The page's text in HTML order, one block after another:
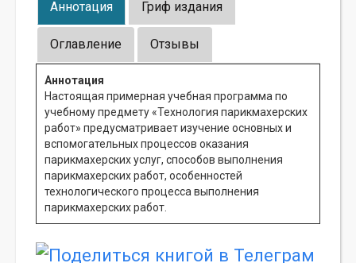
Аннотация Гриф издания
Оглавление Отзывы
Аннотация
Настоящая примерная учебная программа по
учебному предмету «Технология парикмахерских
работ» предусматривает изучение основных и
вспомогательных процессов оказания
парикмахерских услуг, способов выполнения
парикмахерских работ, особенностей
технологического процесса выполнения
парикмахерских работ.